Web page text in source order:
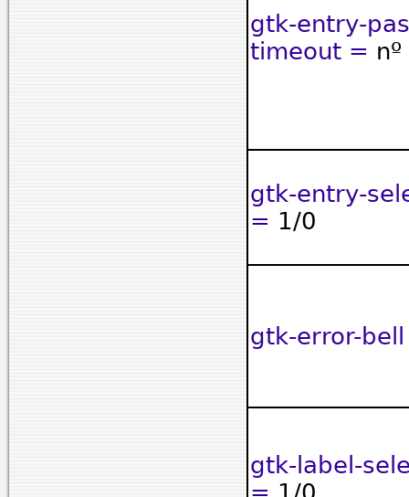
gtk-entry-
timeout = nº
gtk-entry-
= 1/0
gtk-error-
gtk-label-